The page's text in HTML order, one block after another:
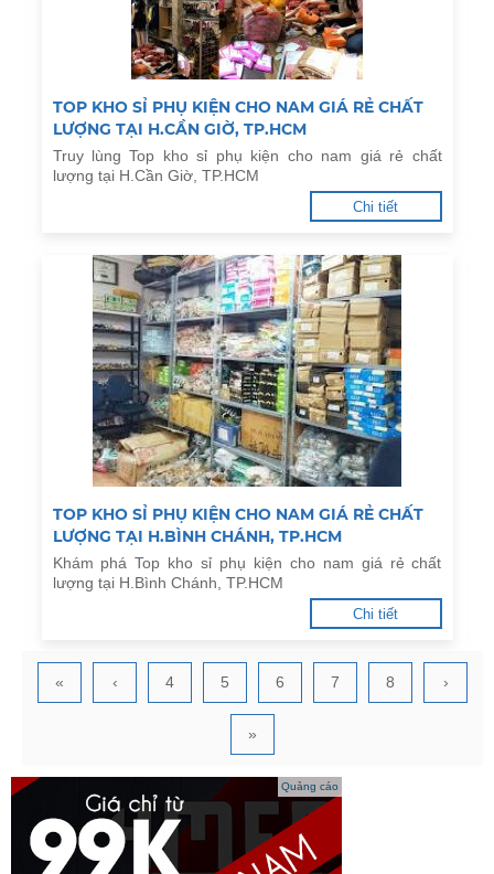
TOP KHO SỈ PHỤ KIỆN CHO NAM GIÁ RẺ CHẤT
LƯỢNG TẠI H.CẦN GIỜ, TP.HCM
Truy lùng Top kho sỉ phụ kiện cho nam giá rẻ chất
lượng tại H.Cần Giờ, TP.HCM
Chi tiết
TOP KHO SỈ PHỤ KIỆN CHO NAM GIÁ RẺ CHẤT
LƯỢNG TẠI H.BÌNH CHÁNH, TP.HCM
Khám phá Top kho sỉ phụ kiện cho nam giá rẻ chất
lượng tại H.Bình Chánh, TP.HCM
Chi tiết
« ‹ 4 5 6 7 8 ›
»
Quảng cáo